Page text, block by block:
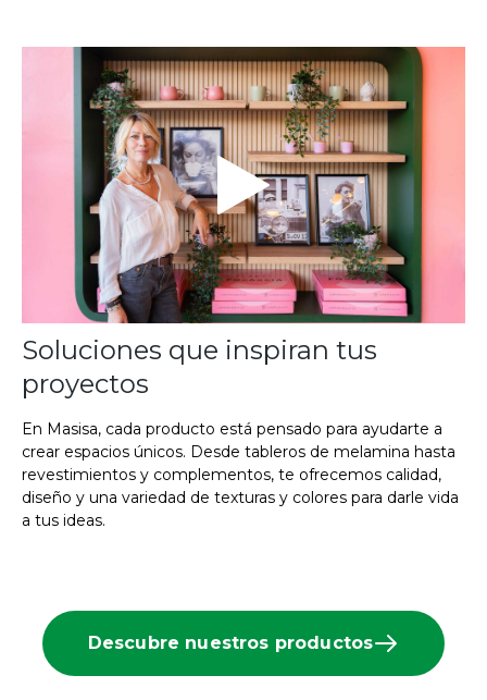
Soluciones que inspiran tus
proyectos
En Masisa, cada producto está pensado para ayudarte a
crear espacios únicos. Desde tableros de melamina hasta
revestimientos y complementos, te ofrecemos calidad,
diseño y una variedad de texturas y colores para darle vida
a tus ideas.
Descubre nuestros productos